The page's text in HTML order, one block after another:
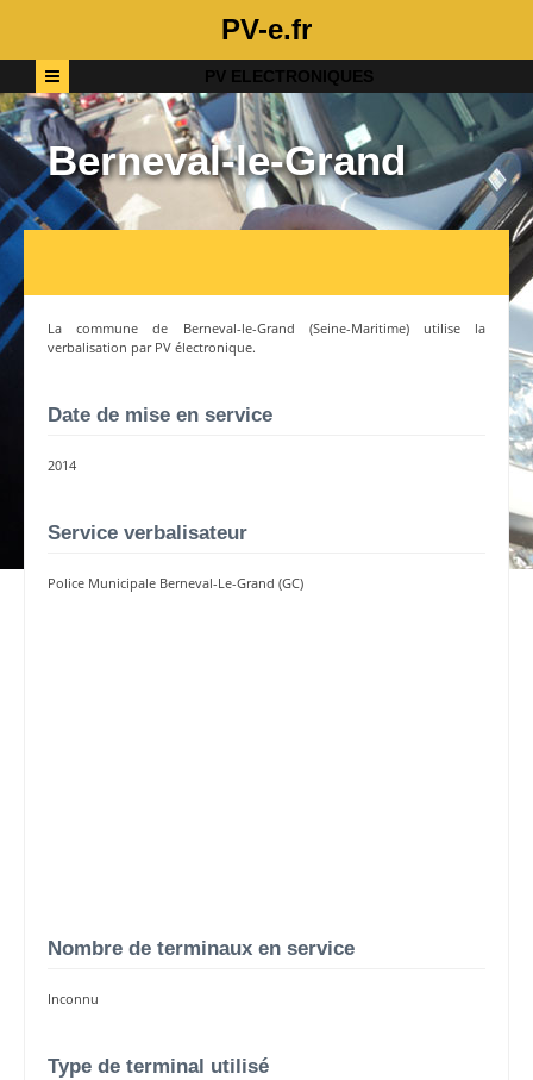
PV-e.fr
PV ELECTRONIQUES
Berneval-le-Grand
La commune de Berneval-le-Grand (Seine-Maritime) utilise la
verbalisation par PV électronique.
Date de mise en service
2014
Service verbalisateur
Police Municipale Berneval-Le-Grand (GC)
Nombre de terminaux en service
Inconnu
Type de terminal utilisé